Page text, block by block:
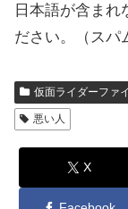
日本語が含まれ
ださい。（スパ
仮面ライダーファ
悪い人
X